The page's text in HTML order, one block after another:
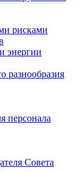
рисками
энергии
разнообразия
персонала
Совета